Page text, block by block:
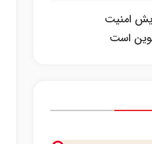
امنیت
است